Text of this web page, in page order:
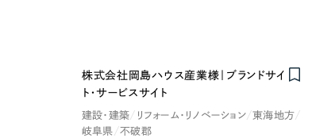
株式会社岡島ハウス産業様｜ブランドサイ
ト・サービスサイト
建設・建築 リフォーム・リノベーション
東海地方
岐阜県
不破郡